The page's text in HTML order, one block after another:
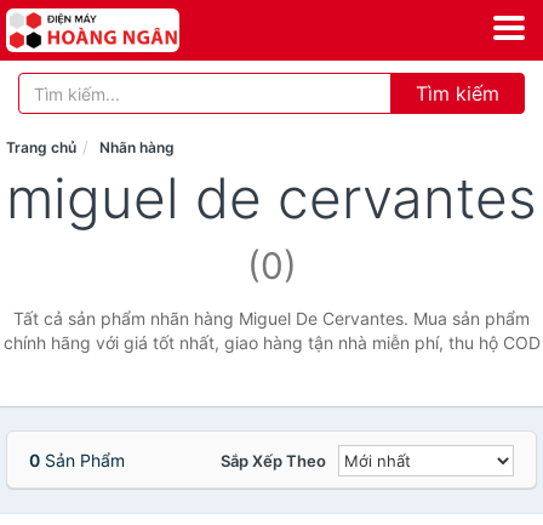
Tìm kiếm
Trang chủ Nhãn hàng
miguel de cervantes
(0)
Tất cả sản phẩm nhãn hàng Miguel De Cervantes. Mua sản phẩm
chính hãng với giá tốt nhất, giao hàng tận nhà miễn phí, thu hộ COD
0 Sản Phẩm Sắp Xếp Theo